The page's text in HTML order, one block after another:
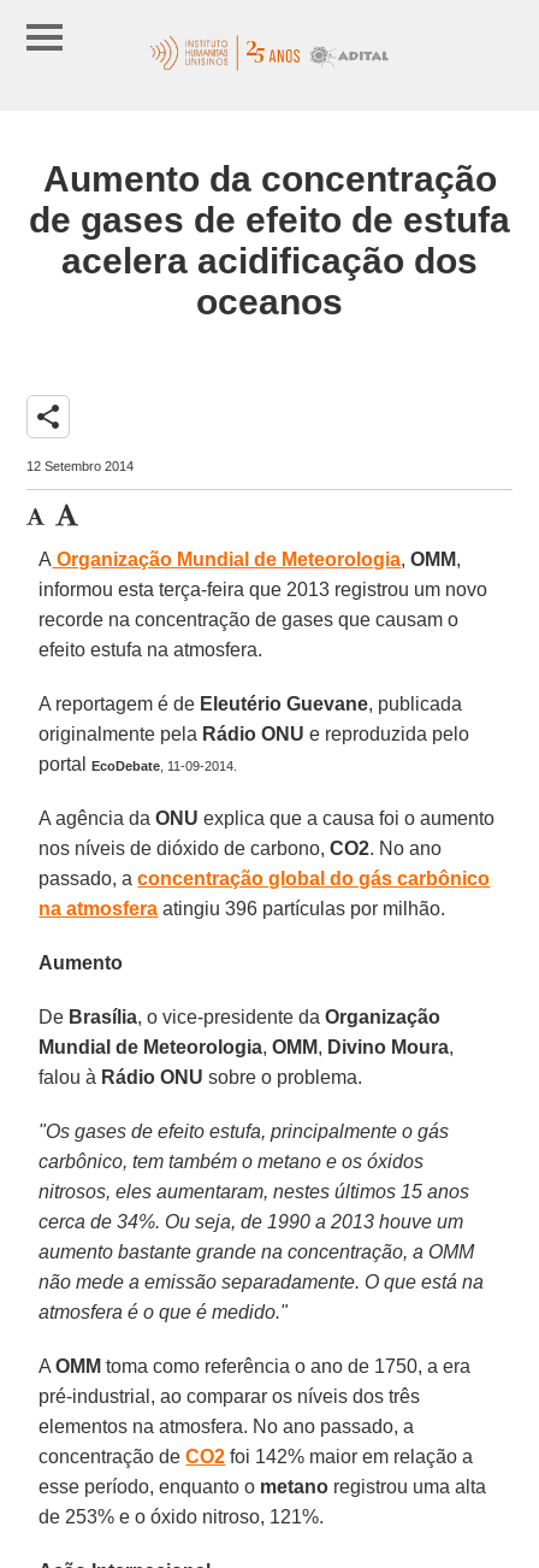
Aumento da concentração
de gases de efeito de estufa
acelera acidificação dos
oceanos
share
12 Setembro 2014
A Organização Mundial de Meteorologia,OMM,
informou esta terça-feira que 2013 registrou um novo
recorde na concentração de gases que causam o
efeito estufa na atmosfera.
A reportagem é de Eleutério Guevane, publicada
originalmente pela Rádio ONU e reproduzida pelo
portal
EcoDebate , 11-09-2014.
A agência daONU explica que a causa foi o aumento
nos níveis de dióxido de carbono,CO2. No ano
passado, aconcentração global do gás carbônico
na atmosfera atingiu 396 partículas por milhão.
Aumento
De Brasília, o vice-presidente daOrganização
Mundial de Meteorologia,OMM, Divino Moura,
falou à Rádio ONU sobre o problema.
"Os gases de efeito estufa, principalmente o gás
carbônico, tem também o metano e os óxidos
nitrosos, eles aumentaram, nestes últimos 15 anos
cerca de 34%. Ou seja, de 1990 a 2013 houve um
aumento bastante grande na concentração, a OMM
não mede a emissão separadamente. O que está na
atmosfera é o que é medido."
AOMM toma como referência o ano de 1750, a era
pré-industrial, ao comparar os níveis dos três
elementos na atmosfera. No ano passado, a
concentração deCO2 foi 142% maior em relação a
esse período, enquanto o metano registrou uma alta
de 253% e o óxido nitroso, 121%.